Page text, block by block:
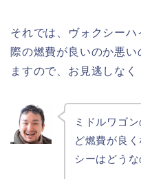
それでは、ヴォクシー
際の燃費が良いのか悪
ますので、お見逃しなく
ミドルワゴ
ど燃費が良
シーはどうな